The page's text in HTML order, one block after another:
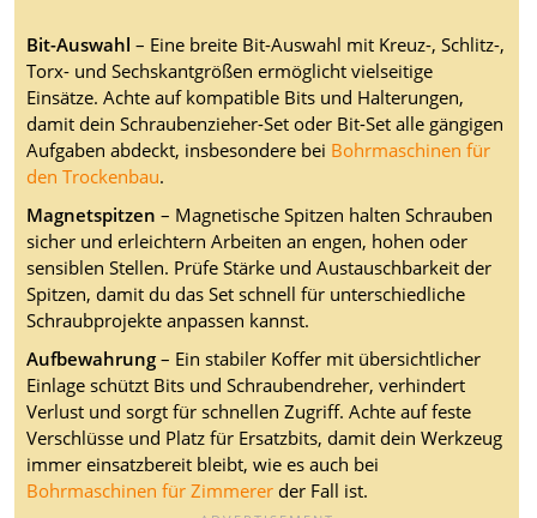
Bit-Auswahl – Eine breite Bit-Auswahl mit Kreuz-, Schlitz-,
Torx- und Sechskantgrößen ermöglicht vielseitige
Einsätze. Achte auf kompatible Bits und Halterungen,
damit dein Schraubenzieher-Set oder Bit-Set alle gängigen
Aufgaben abdeckt, insbesondere bei Bohrmaschinen für
den Trockenbau.
Magnetspitzen – Magnetische Spitzen halten Schrauben
sicher und erleichtern Arbeiten an engen, hohen oder
sensiblen Stellen. Prüfe Stärke und Austauschbarkeit der
Spitzen, damit du das Set schnell für unterschiedliche
Schraubprojekte anpassen kannst.
Aufbewahrung– Ein stabiler Koffer mit übersichtlicher
Einlage schützt Bits und Schraubendreher, verhindert
Verlust und sorgt für schnellen Zugriff. Achte auf feste
Verschlüsse und Platz für Ersatzbits, damit dein Werkzeug
immer einsatzbereit bleibt, wie es auch bei
Bohrmaschinen für Zimmerer der Fall ist.